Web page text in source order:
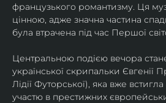
французького романтизму. Ця
цінною, адже значна частина
була втрачена під час Першої
Центральною подією вечора
української скрипальки Євгенії
Лідії Футорської), яка вже
участю в престижних